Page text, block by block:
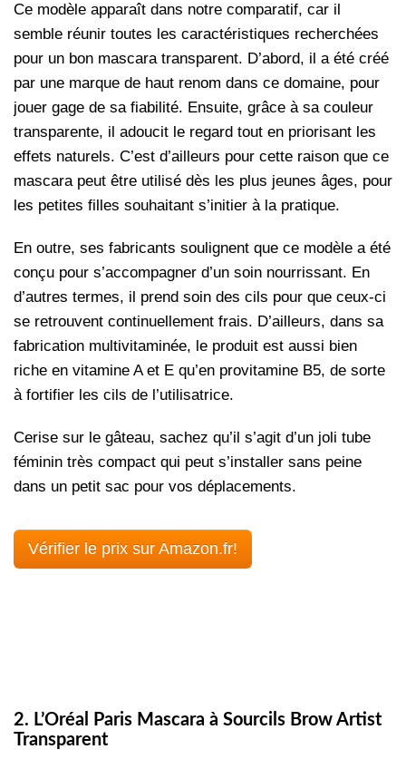
Ce modèle apparaît dans notre comparatif, car il
semble réunir toutes les caractéristiques recherchées
pour un bon mascara transparent. D’abord, il a été créé
par une marque de haut renom dans ce domaine, pour
jouer gage de sa fiabilité. Ensuite, grâce à sa couleur
transparente, il adoucit le regard tout en priorisant les
effets naturels. C’est d’ailleurs pour cette raison que ce
mascara peut être utilisé dès les plus jeunes âges, pour
les petites filles souhaitant s’initier à la pratique.
En outre, ses fabricants soulignent que ce modèle a été
conçu pour s’accompagner d’un soin nourrissant. En
d’autres termes, il prend soin des cils pour que ceux-ci
se retrouvent continuellement frais. D’ailleurs, dans sa
fabrication multivitaminée, le produit est aussi bien
riche en vitamine A et E qu’en provitamine B5, de sorte
à fortifier les cils de l’utilisatrice.
Cerise sur le gâteau, sachez qu’il s’agit d’un joli tube
féminin très compact qui peut s’installer sans peine
dans un petit sac pour vos déplacements.
Vérifier le prix sur Amazon.fr!
2. L’Oréal Paris Mascara à Sourcils Brow Artist
Transparent